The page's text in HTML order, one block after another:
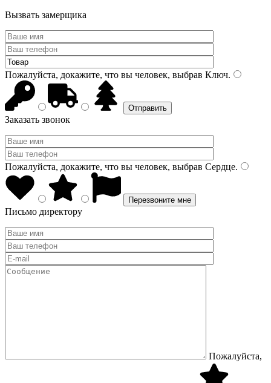
Вызвать замерщика
Пожалуйста, докажите, что вы человек, выбрав Ключ.
Заказать звонок
Пожалуйста, докажите, что вы человек, выбрав Сердце.
Письмо директору
Пожалуйста,